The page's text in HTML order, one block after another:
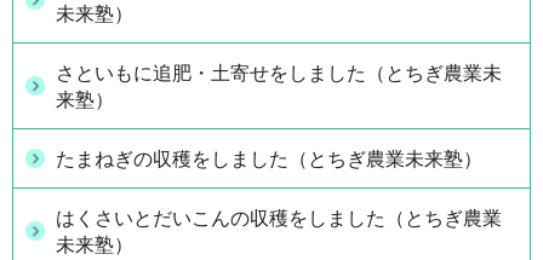
未来塾）
さといもに追肥・土寄せをしました（とちぎ農業未
来塾）
たまねぎの収穫をしました（とちぎ農業未来塾）
はくさいとだいこんの収穫をしました（とちぎ農業
未来塾）